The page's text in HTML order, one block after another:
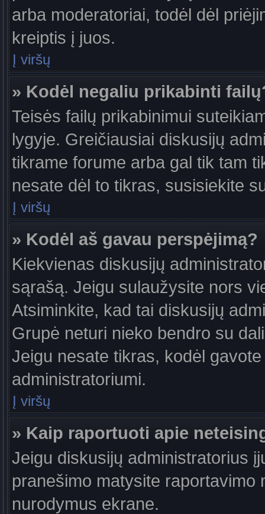
arba moderatoriai, todėl dėl
kreiptis į juos.
Į viršų
» Kodėl negaliu prikabinti
Teisės failų prikabinimui
lygyje. Greičiausiai diskusijų
tikrame forume arba gal tik tam
nesate dėl to tikras, susisiekite
Į viršų
» Kodėl aš gavau perspėjimą?
Kiekvienas diskusijų
sąrašą. Jeigu sulaužysite nors
Atsiminkite, kad tai diskusijų
Grupė neturi nieko bendro su
Jeigu nesate tikras, kodėl
administratoriumi.
Į viršų
» Kaip raportuoti apie
Jeigu diskusijų administratorius
pranešimo matysite
nurodymus ekrane.